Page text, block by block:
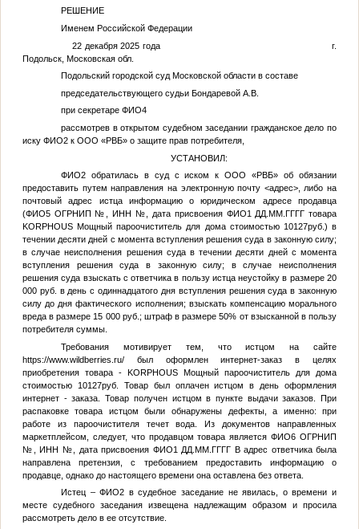
РЕШЕНИЕ
Именем Российской Федерации
22 декабря 2025 года г.
Подольск, Московская обл.
Подольский городской суд Московской области в составе
председательствующего судьи Бондаревой А.В.
при секретаре ФИО4
рассмотрев в открытом судебном заседании гражданское дело по
иску ФИО2к ООО «РВБ» о защите прав потребителя,
УСТАНОВИЛ:
ФИО2обратилась в суд с иском к ООО «РВБ» об обязании
предоставить путем направления на электронную почту <адрес>, либо на
почтовый адрес истца информацию о юридическом адресе продавца
(ФИО5ОГРНИП № , ИНН № , дата присвоения ФИО1 ДД.ММ.ГГГГ товара
KORPHOUS Мощный пароочиститель для дома стоимостью 10127руб.) в
течении десяти дней с момента вступления решения суда в законную силу;
в случае неисполнения решения суда в течении десяти дней с момента
вступления решения суда в законную силу; в случае неисполнения
решения суда взыскать с ответчика в пользу истца неустойку в размере 20
000 руб. в день с одиннадцатого дня вступления решения суда в законную
силу до дня фактического исполнения; взыскать компенсацию морального
вреда в размере 15 000 руб.; штраф в размере 50% от взысканной в пользу
потребителя суммы.
Требования мотивирует тем, что истцом на сайте
https://www.wildberries.ru/ был оформлен интернет-заказ в целях
приобретения товара - KORPHOUS Мощный пароочиститель для дома
стоимостью 10127руб. Товар был оплачен истцом в день оформления
интернет - заказа. Товар получен истцом в пункте выдачи заказов. При
распаковке товара истцом были обнаружены дефекты, а именно: при
работе из пароочистителя течет вода. Из документов направленных
маркетплейсом, следует, что продавцом товара являетсяФИО6 ОГРНИП
№
, ИНН № , дата присвоения ФИО1 ДД.ММ.ГГГГ В адрес ответчика была
направлена претензия, с требованием предоставить информацию о
продавце, однако до настоящего времени она оставлена без ответа.
Истец –ФИО2 в судебное заседание не явилась, о времени и
месте судебного заседания извещена надлежащим образом и просила
рассмотреть дело в ее отсутствие.